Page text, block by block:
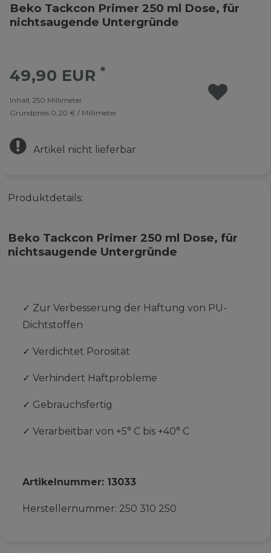
Beko Tackcon Primer 250 ml Dose, für
nichtsaugende Untergründe
49,90 EUR *
Inhalt 250 Millimeter
Grundpreis 0,20 € / Millimeter
Artikel nicht lieferbar
Produktdetails:
Beko Tackcon Primer 250 ml Dose, für
nichtsaugende Untergründe
✓ Zur Verbesserung der Haftung von PU-
Dichtstoffen
✓ Verdichtet Porosität
✓ Verhindert Haftprobleme
✓ Gebrauchsfertig
✓ Verarbeitbar von +5° C bis +40° C
Artikelnummer: 13033
Herstellernummer: 250 310 250